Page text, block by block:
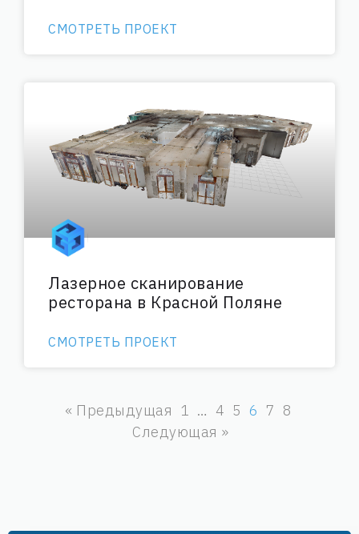
СМОТРЕТЬ ПРОЕКТ
Лазерное сканирование
ресторана в Красной Поляне
СМОТРЕТЬ ПРОЕКТ
« Предыдущая 1 … 4 5 6 7 8
Следующая »